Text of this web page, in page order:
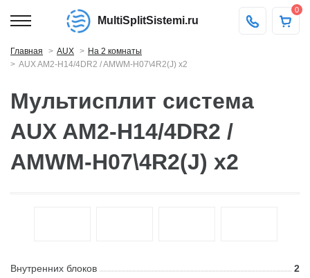
MultiSplitSistemi.ru
0
Главная AUX
На 2 комнаты
AUX AM2-H14/4DR2 / AMWM-H07\4R2(J) x2
Мультисплит система
AUX AM2-H14/4DR2 /
AMWM-H07\4R2(J) x2
Внутренних блоков
2